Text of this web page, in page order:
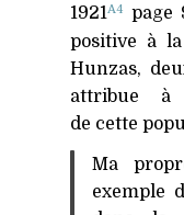
1921A4
page
positive à
Hunzas,
attribue à
de cette
Ma
exemple